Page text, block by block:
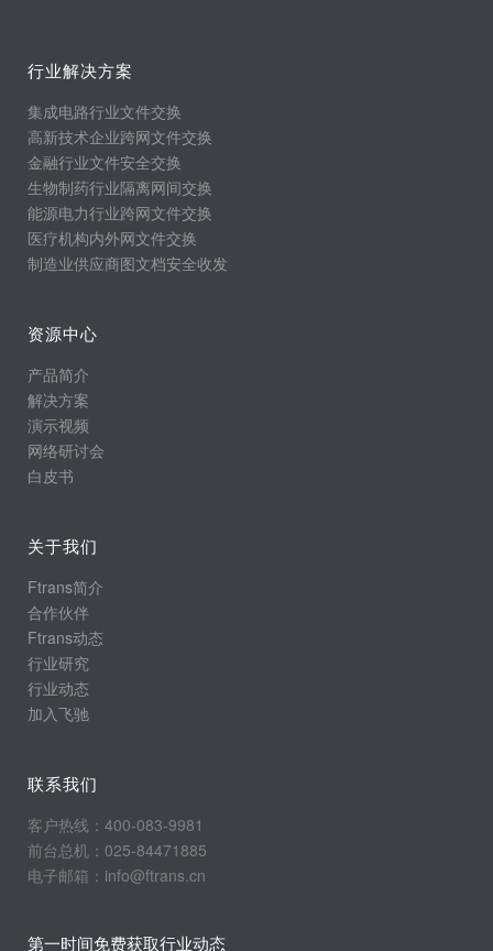
行业解决方案
集成电路行业文件交换
高新技术企业跨网文件交换
金融行业文件安全交换
生物制药行业隔离网间交换
能源电力行业跨网文件交换
医疗机构内外网文件交换
制造业供应商图文档安全收发
资源中心
产品简介
解决方案
演示视频
网络研讨会
白皮书
关于我们
Ftrans简介
合作伙伴
Ftrans动态
行业研究
行业动态
加入飞驰
联系我们
客户热线：400-083-9981
前台总机：025-84471885
电子邮箱：info@ftrans.cn
第一时间免费获取行业动态